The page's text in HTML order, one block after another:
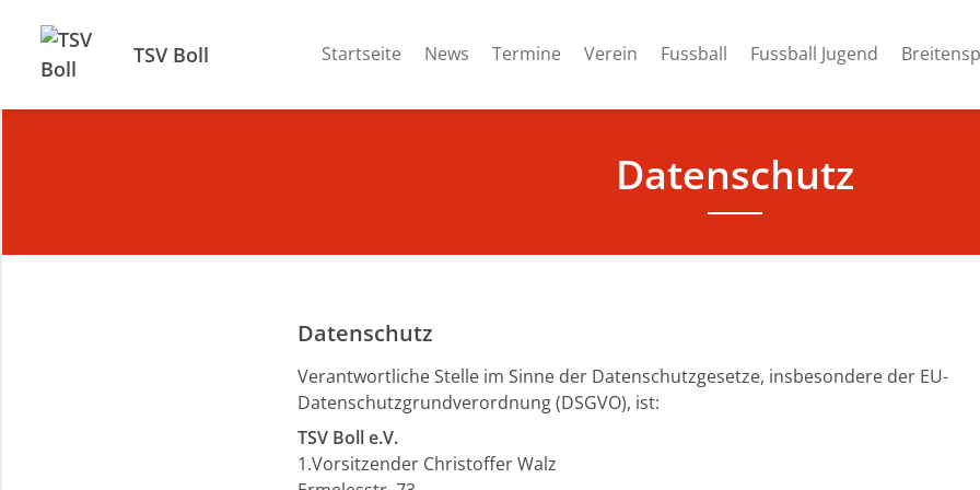
TSV Boll Startseite News Termine Verein Fussball Fussball Jugend
Datenschutz
Datenschutz
Verantwortliche Stelle im Sinne der Datenschutzgesetze, insbesondere der EU-
Datenschutzgrundverordnung (DSGVO), ist:
TSV Boll e.V.
1.Vorsitzender Christoffer Walz